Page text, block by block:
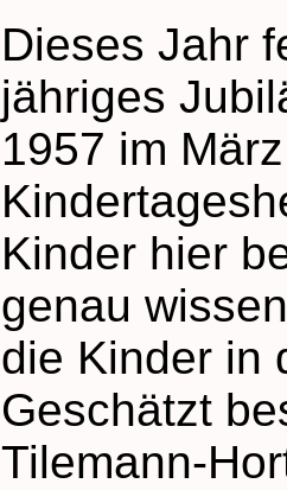
Dieses Jahr
jähriges
1957 im
Kinder hier
genau
die Kinder in
Geschätzt
Tilemann-